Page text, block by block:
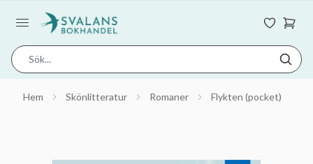
Hem Skönlitteratur Romaner Flykten (pocket)